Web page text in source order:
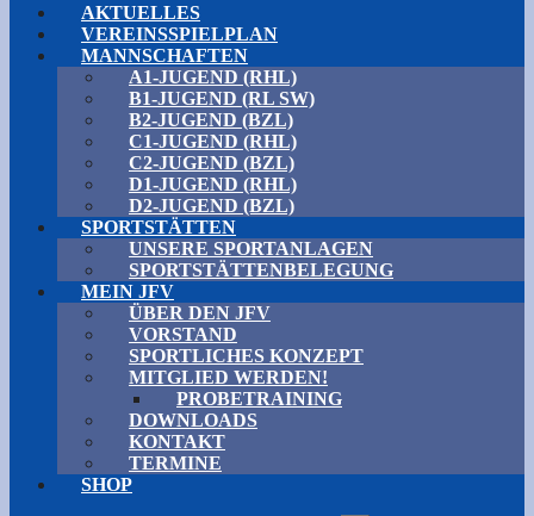
AKTUELLES
VEREINSSPIELPLAN
MANNSCHAFTEN
A1-JUGEND (RHL)
B1-JUGEND (RL SW)
B2-JUGEND (BZL)
C1-JUGEND (RHL)
C2-JUGEND (BZL)
D1-JUGEND (RHL)
D2-JUGEND (BZL)
SPORTSTÄTTEN
UNSERE SPORTANLAGEN
SPORTSTÄTTENBELEGUNG
MEIN JFV
ÜBER DEN JFV
VORSTAND
SPORTLICHES KONZEPT
MITGLIED WERDEN!
PROBETRAINING
DOWNLOADS
KONTAKT
TERMINE
SHOP